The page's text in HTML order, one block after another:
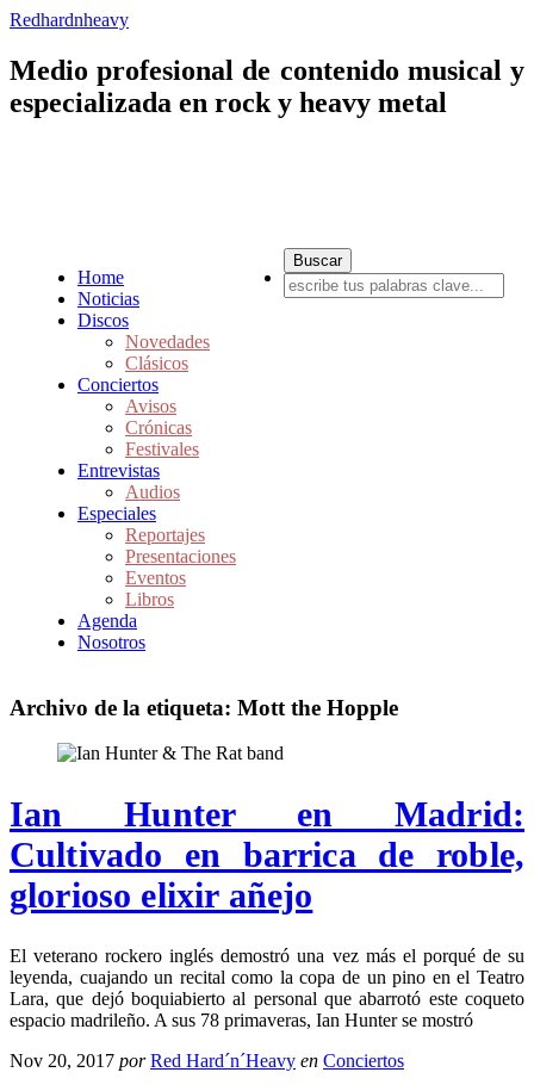
Redhardnheavy
Medio profesional de contenido musical y
especializada en rock y heavy metal
Home
Noticias
Discos
Novedades
Clásicos
Conciertos
Avisos
Crónicas
Festivales
Entrevistas
Audios
Especiales
Reportajes
Presentaciones
Eventos
Libros
Agenda
Nosotros
Archivo de la etiqueta: Mott the Hopple
Ian Hunter en Madrid:
Cultivado en barrica de roble,
glorioso elixir añejo
El veterano rockero inglés demostró una vez más el porqué de su
leyenda, cuajando un recital como la copa de un pino en el Teatro
Lara, que dejó boquiabierto al personal que abarrotó este coqueto
espacio madrileño. A sus 78 primaveras, Ian Hunter se mostró
Nov 20, 2017 por Red Hard´n´Heavy en Conciertos